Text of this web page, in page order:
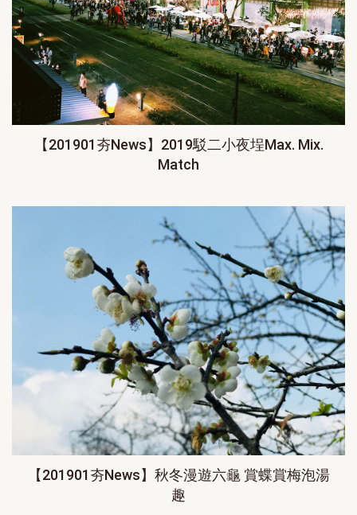
【201901夯News】2019駁二小夜埕Max. Mix.
Match
【201901夯News】秋冬漫遊六龜 賞蝶賞梅泡湯
趣